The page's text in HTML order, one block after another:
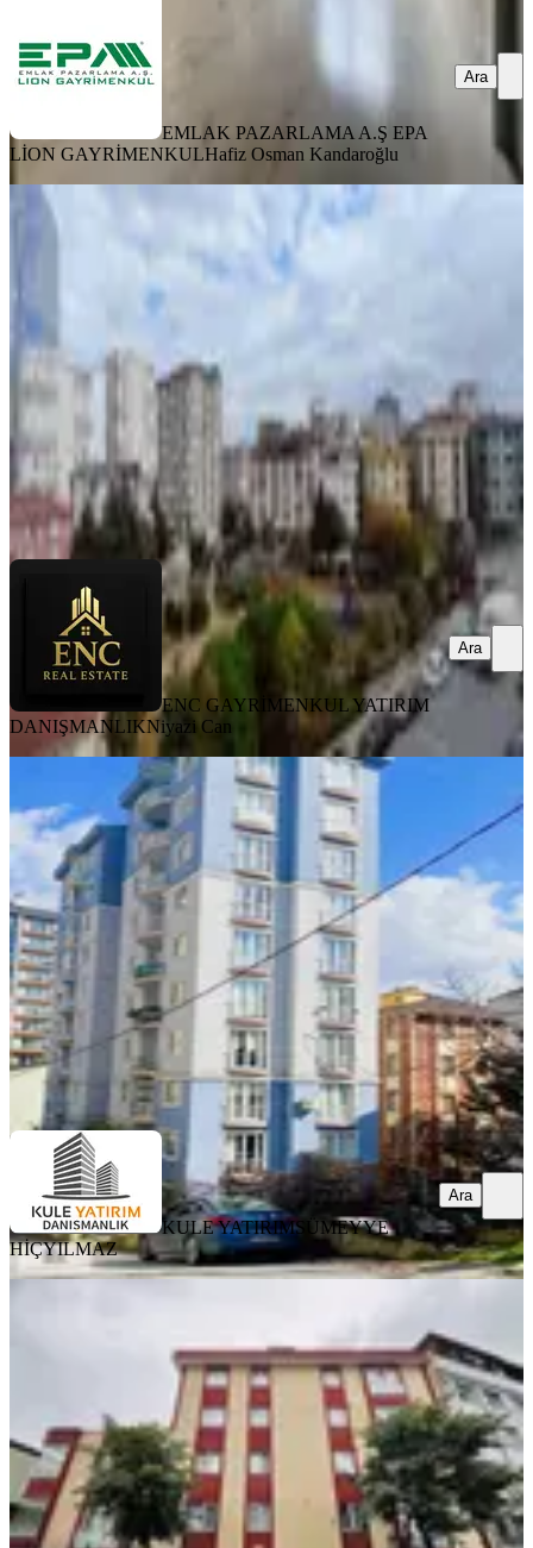
EMLAK PAZARLAMA A.Ş EPA
LİON GAYRİMENKULHafiz Osman Kandaroğlu
Ara
ÖNE ÇIKAN
Ümraniye Tantavide 3+1 Geniş Teraslı
Fırsat Daire
Ümraniye, Tantavi Mahallesi
6.800.000 ₺
ENC GAYRİMENKUL YATIRIM DANIŞMANLIK Niyazi Can
Ara
ENC GAYRİMENKUL YATIRIM
DANIŞMANLIKNiyazi Can
Ara
Çamlık Mah. Otoparklı Asansörlü
3+1 Satılık Ara Kat Daire
Ümraniye, Çamlık Mahallesi
3+1
· 145 m²·7. Kat 08.08.2026
10.500.000 ₺
KULE YATIRIMSÜMEYYE HİÇYILMAZ
KULE YATIRIMSÜMEYYE
HİÇYILMAZ
Ara
Metroya Yakın Cadde Üzeri Arakat
2+1
Ümraniye, Namık Kemal Mahallesi
2+1 ·110 m²·2. Kat 08.08.2026
8.450.000 ₺